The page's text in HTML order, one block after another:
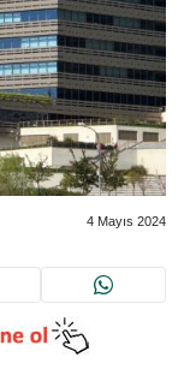
4 Mayıs 2024